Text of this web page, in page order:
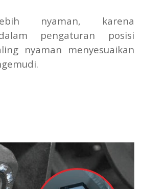
nyaman, karena
pengaturan posisi
nyaman menyesuaikan